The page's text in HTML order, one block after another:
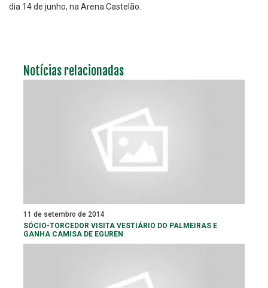
dia 14 de junho, na Arena Castelão.
Notícias relacionadas
11 de setembro de 2014
SÓCIO-TORCEDOR VISITA VESTIÁRIO DO PALMEIRAS E
GANHA CAMISA DE EGUREN